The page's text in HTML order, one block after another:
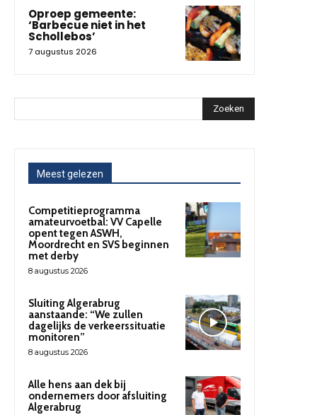
Oproep gemeente:
‘Barbecue niet in het
Schollebos’
7 augustus 2026
Zoeken
Meest gelezen
Competitieprogramma
amateurvoetbal: VV Capelle
opent tegen ASWH,
Moordrecht en SVS beginnen
met derby
8 augustus 2026
Sluiting Algerabrug
aanstaande: “We zullen
dagelijks de verkeerssituatie
monitoren”
8 augustus 2026
Alle hens aan dek bij
ondernemers door afsluiting
Algerabrug